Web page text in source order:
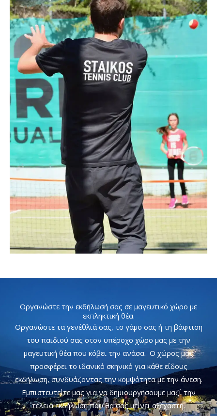
Οργανώστε την εκδήλωσή σας σε μαγευτικό χώρο με
εκπληκτική θέα.
Οργανώστε τα γενέθλιά σας, το γάμο σας ή τη βάφτιση
του παιδιού σας στον υπέροχο χώρο μας με την
μαγευτική θέα που κόβει την ανάσα. Ο χώρος μας
προσφέρει το ιδανικό σκηνικό για κάθε είδους
εκδήλωση, συνδυάζοντας την κομψότητα με την άνεση.
Εμπιστευτείτε μας για να δημιουργήσουμε μαζί την
τέλεια εκδήλωση που θα σας μείνει αξέχαστη.